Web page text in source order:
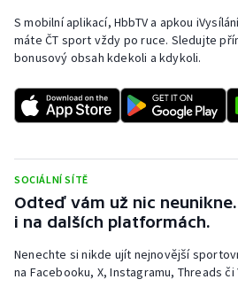
S mobilní aplikací, HbbTV a apkou
máte ČT sport vždy po ruce. Sledujte
bonusový obsah kdekoli a kdykoli.
SOCIÁLNÍ SÍTĚ
Odteď vám už nic
i na dalších platformách.
Nenechte si nikde ujít nejnovější
na Facebooku, X, Instagramu, Threads